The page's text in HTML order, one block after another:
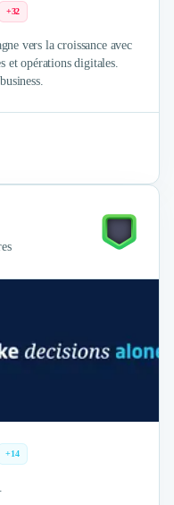
+32
vers la croissance avec
et opérations digitales.
+14